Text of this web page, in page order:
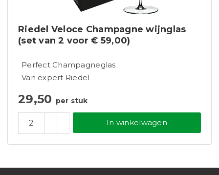
Riedel Veloce Champagne wijnglas
(set van 2 voor € 59,00)
Perfect Champagneglas
Van expert Riedel
29,50 per stuk
In winkelwagen